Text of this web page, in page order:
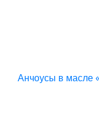
Анчоусы в масле